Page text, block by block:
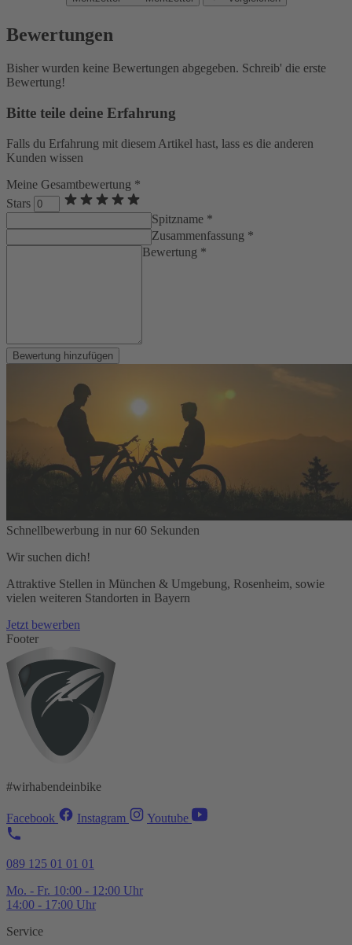
Bewertungen
Bisher wurden keine Bewertungen abgegeben. Schreib' die erste
Bewertung!
Bitte teile deine Erfahrung
Falls du Erfahrung mit diesem Artikel hast, lass es die anderen
Kunden wissen
Meine Gesamtbewertung *
Stars
Spitzname *
Zusammenfassung *
Bewertung *
Bewertung hinzufügen
Schnellbewerbung in nur 60 Sekunden
Wir suchen dich!
Attraktive Stellen in München & Umgebung, Rosenheim, sowie
vielen weiteren Standorten in Bayern
Jetzt bewerben
Footer
#wirhabendeinbike
Facebook Instagram Youtube
089 125 01 01 01
Mo. - Fr. 10:00 - 12:00 Uhr
14:00 - 17:00 Uhr
Service